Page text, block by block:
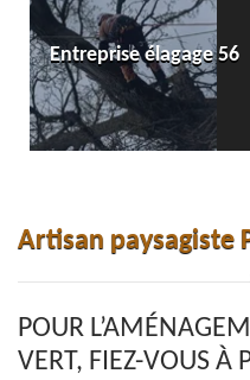
Entreprise élagage 56
Artisan paysagiste
POUR
VERT, FIEZ-VOUS À